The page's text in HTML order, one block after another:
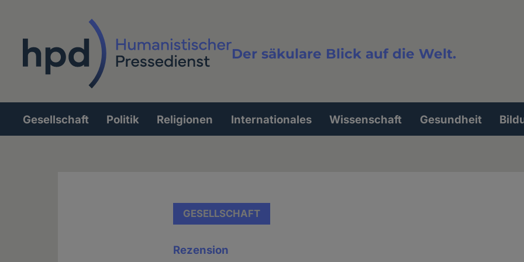
Der säkulare Blick auf die Welt.
Volltextsuche
Hauptnavigation
Gesellschaft Politik Religionen Internationales Wissenschaft Gesundheit
GESELLSCHAFT
Rezension